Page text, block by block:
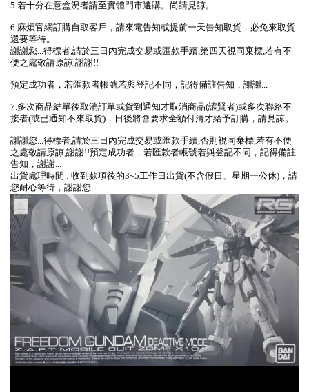
5.若十分在意盒況者請至實體門市選購。尚請見諒。
6.麻煩官網訂購自取客戶，請來電告知或提前一天告知取貨，必免來取貨
還要等待。
謝謝您...得標者,請於三日內完成交易或匯款手續,第四天視同棄標,若有不
便之處敬請原諒,謝謝!!
預定成功者，若匯款者帳號若與登記不同，記得備註告知，謝謝...
7.多次商品結單後取消訂單或貨到通知才取消商品(讓賢者)或多次聯絡不
接者(或已通知不來取貨)，日後將會要求全額付清才給予訂購，請見諒。
謝謝您...得標者,請於三日內完成交易或匯款手續,否則視同棄標,若有不便
之處敬請原諒,謝謝!!預定成功者，若匯款者帳號若與登記不同，記得備註
告知，謝謝...
出貨處理時間 : 收到款項後的3~5工作日出貨(不含假日、星期一公休)，請
您耐心等待，謝謝您...